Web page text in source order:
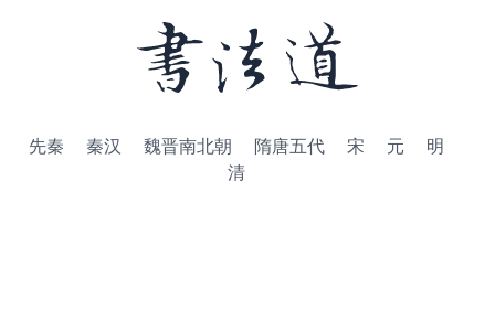
先秦 秦汉 魏晋南北朝 隋唐五代 宋 元
明
清